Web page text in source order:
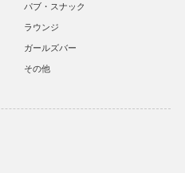
パブ・スナック
ラウンジ
ガールズバー
その他